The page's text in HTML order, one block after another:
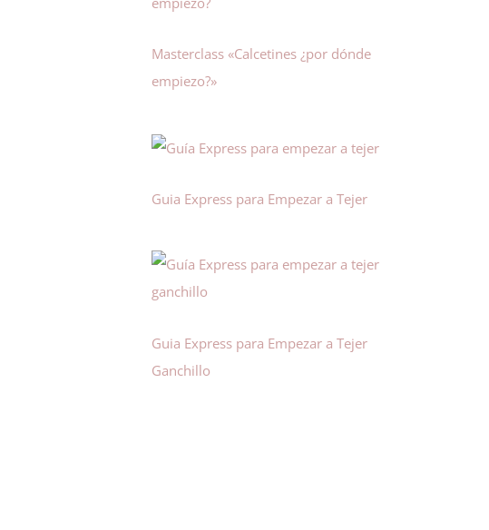
Masterclass «Calcetines ¿por dónde
empiezo?»
Guia Express para Empezar a Tejer
Guia Express para Empezar a Tejer
Ganchillo